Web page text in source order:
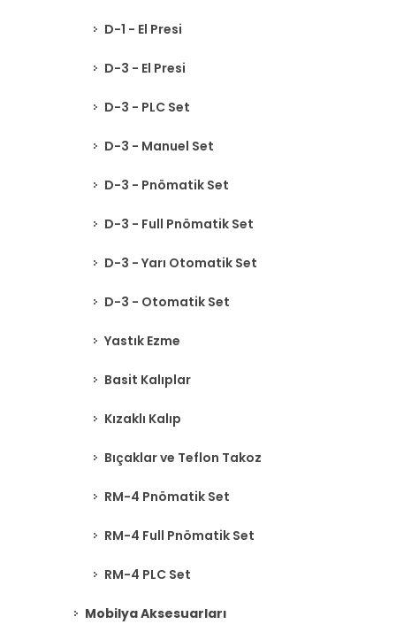
D-1 - El Presi
D-3 - El Presi
D-3 - PLC Set
D-3 - Manuel Set
D-3 - Pnömatik Set
D-3 - Full Pnömatik Set
D-3 - Yarı Otomatik Set
D-3 - Otomatik Set
Yastık Ezme
Basit Kalıplar
Kızaklı Kalıp
Bıçaklar ve Teflon Takoz
RM-4 Pnömatik Set
RM-4 Full Pnömatik Set
RM-4 PLC Set
Mobilya Aksesuarları